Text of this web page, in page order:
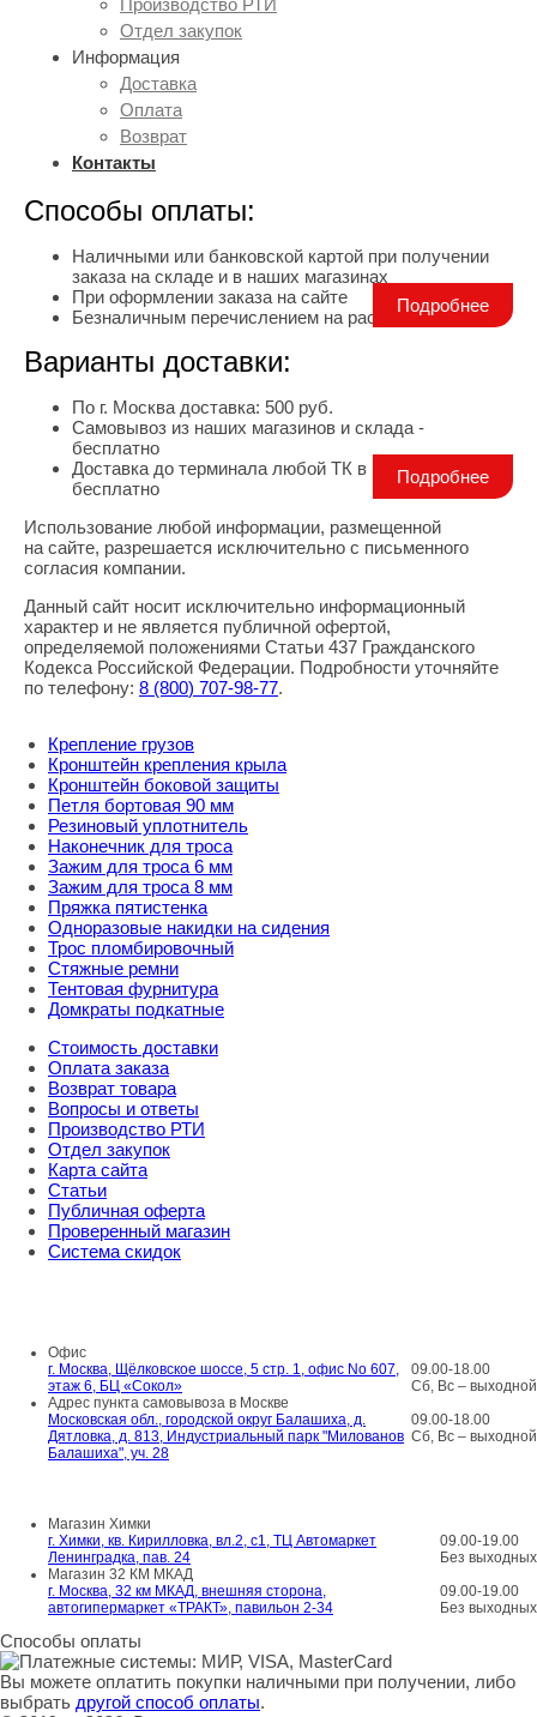
Производство РТИ
Отдел закупок
Информация
Доставка
Оплата
Возврат
Контакты
Способы оплаты:
Наличными или банковской картой при получении
заказа на складе и в наших магазинах
При оформлении заказа на сайте
Безналичным перечислением на расчетный счет
Подробнее
Варианты доставки:
По г. Москва доставка: 500 руб.
Самовывоз из наших магазинов и склада -
бесплатно
Доставка до терминала любой ТК в г. Москва -
бесплатно
Подробнее
Правовая информация
Использование любой информации, размещенной
на сайте, разрешается исключительно с письменного
согласия компании.
Данный сайт носит исключительно информационный
характер и не является публичной офертой,
определяемой положениями Статьи 437 Гражданского
Кодекса Российской Федерации. Подробности уточняйте
по телефону: 8 (800) 707-98-77.
Крепление грузов
Кронштейн крепления крыла
Кронштейн боковой защиты
Петля бортовая 90 мм
Резиновый уплотнитель
Наконечник для троса
Зажим для троса 6 мм
Зажим для троса 8 мм
Пряжка пятистенка
Одноразовые накидки на сидения
Трос пломбировочный
Стяжные ремни
Тентовая фурнитура
Домкраты подкатные
Стоимость доставки
Оплата заказа
Возврат товара
Вопросы и ответы
Производство РТИ
Отдел закупок
Карта сайта
Статьи
Публичная оферта
Проверенный магазин
Система скидок
Офис
г. Москва, Щёлковское шоссе, 5 стр. 1, офис No 607,
этаж 6, БЦ «Сокол»
09.00-18.00
Сб, Вс – выходной
Адрес пункта самовывоза в Москве
Московская обл., городской округ Балашиха, д.
Дятловка, д. 813, Индустриальный парк "Милованов
Балашиха", уч. 28
09.00-18.00
Сб, Вс – выходной
Магазин Химки
г. Химки, кв. Кирилловка, вл.2, с1, ТЦ Автомаркет
Ленинградка, пав. 24
09.00-19.00
Без выходных
Магазин 32 КМ МКАД
г. Москва, 32 км МКАД, внешняя сторона,
автогипермаркет «ТРАКТ», павильон 2-34
09.00-19.00
Без выходных
Способы оплаты
Вы можете оплатить покупки наличными при получении, либо
выбрать другой способ оплаты.